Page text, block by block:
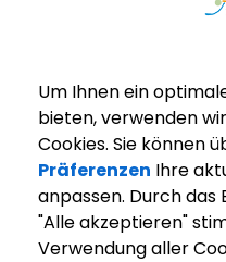
Wirtschaft
Entdecken Sie die
Um Ihnen ein
bieten, verwenden
Cookies. Sie können
Präferenzen Ihre
anpassen. Durch
"Alle akzeptieren"
Verwendung aller